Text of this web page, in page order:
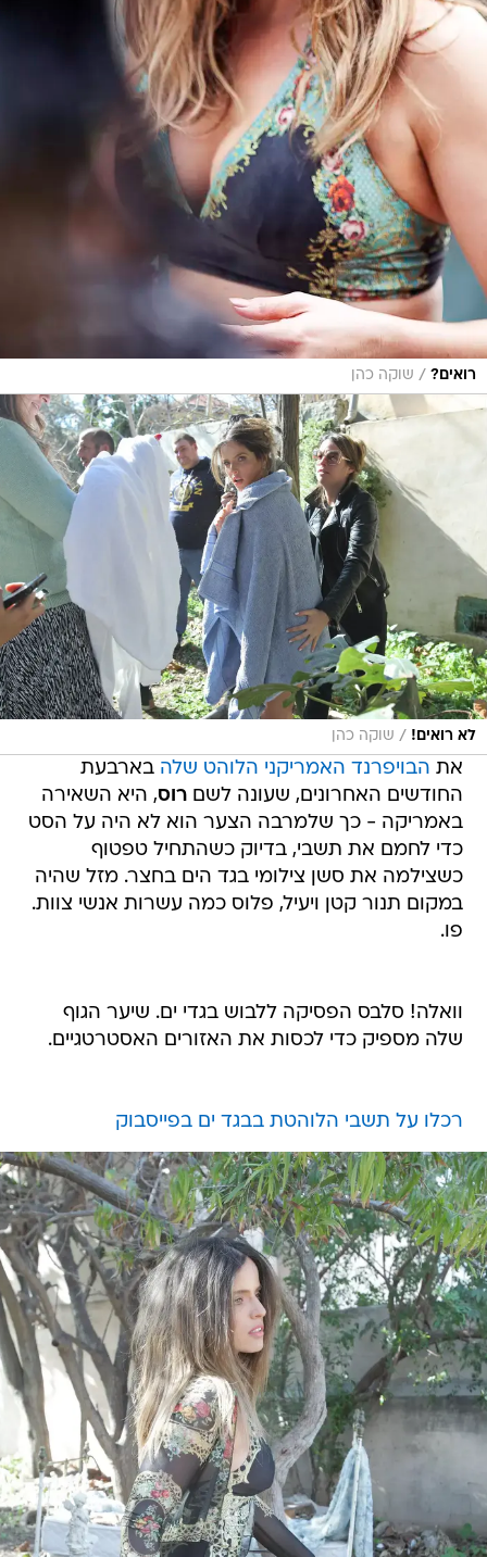
רואים? / שוקה כהן
לא רואים! / שוקה כהן
את הבויפרנד האמריקני הלוהט שלה בארבעת
החודשים האחרונים, שעונה לשםרוס, היא השאירה
באמריקה - כך שלמרבה הצער הוא לא היה על הסט
כדי לחמם את תשבי, בדיוק כשהתחיל טפטוף
כשצילמה את סשן צילומי בגד הים בחצר. מזל שהיה
במקום תנור קטן ויעיל, פלוס כמה עשרות אנשי צוות.
פו.
וואלה! סלבס הפסיקה ללבוש בגדי ים. שיער הגוף
שלה מספיק כדי לכסות את האזורים האסטרטגיים.
רכלו על תשבי הלוהטת בבגד ים בפייסבוק